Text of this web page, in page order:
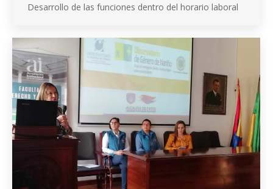
Desarrollo de las funciones dentro del horario laboral